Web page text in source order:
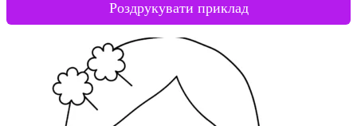
Роздрукувати приклад